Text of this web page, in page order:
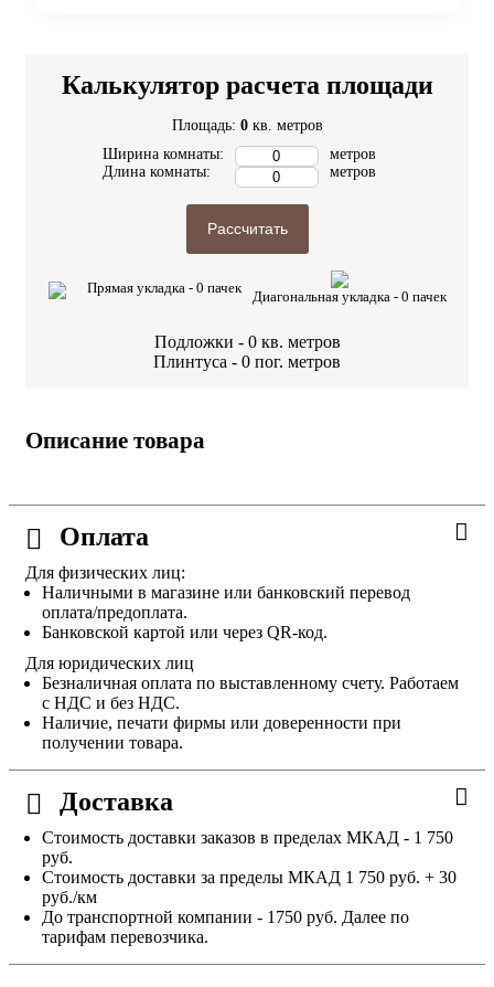
Калькулятор расчета площади
Площадь: 0 кв. метров
Ширина комнаты:
Длина комнаты:
метров
метров
Рассчитать
Прямая укладка - 0 пачек
Диагональная укладка - 0 пачек
Подложки - 0 кв. метров
Плинтуса - 0 пог. метров
Описание товара
Оплата
Для физических лиц:
Наличными в магазине или банковский перевод
оплата/предоплата.
Банковской картой или через QR-код.
Для юридических лиц
Безналичная оплата по выставленному счету. Работаем
с НДС и без НДС.
Наличие, печати фирмы или доверенности при
получении товара.
Доставка
Стоимость доставки заказов в пределах МКАД - 1 750
руб.
Стоимость доставки за пределы МКАД 1 750 руб. + 30
руб./км
До транспортной компании - 1750 руб. Далее по
тарифам перевозчика.